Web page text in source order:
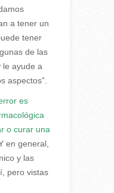
a tener un
tener
de las
le ayude a
aspectos”.
es
o curar una
en general,
y las
pero vistas